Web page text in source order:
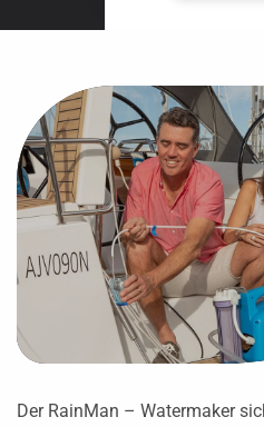
Der RainMan – Watermaker